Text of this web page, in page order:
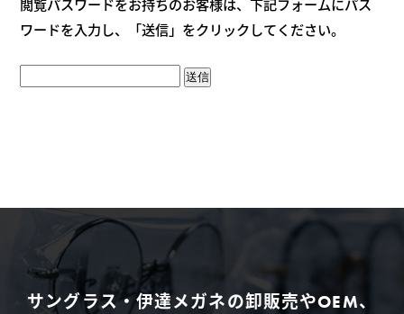
閲覧パスワードをお持ちのお客様は、下記フォームにパス
ワードを入力し、「送信」をクリックしてください。
送信
サングラス・伊達メガネの卸販売やOEM、